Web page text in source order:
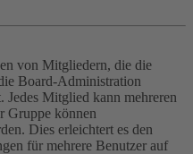
von Mitgliedern, die die
Board-Administration
Mitglied kann mehreren
Gruppe können
Dies erleichtert es den
für mehrere Benutzer auf